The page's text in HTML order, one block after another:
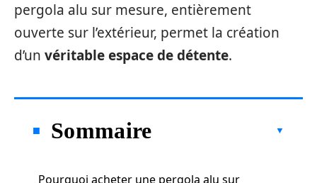
pergola alu sur mesure, entièrement
ouverte sur l’extérieur, permet la création
d’un véritable espace de détente.
Sommaire
Pourquoi acheter une pergola alu sur